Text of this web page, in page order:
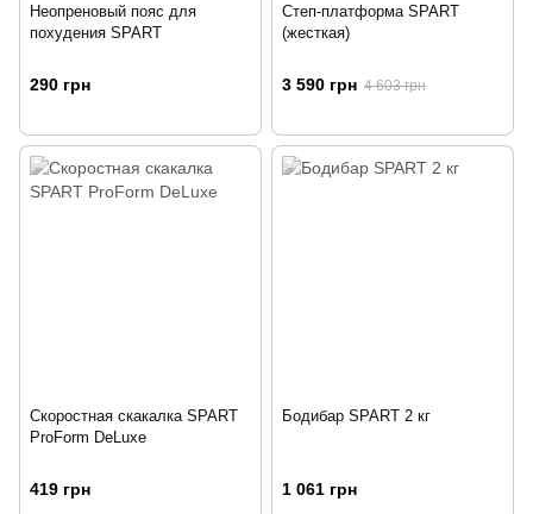
Неопреновый пояс для
похудения SPART
290 грн
Степ-платформа SPART
(жесткая)
3 590 грн 4 603 грн
Скоростная скакалка SPART
ProForm DeLuxe
419 грн
Бодибар SPART 2 кг
1 061 грн